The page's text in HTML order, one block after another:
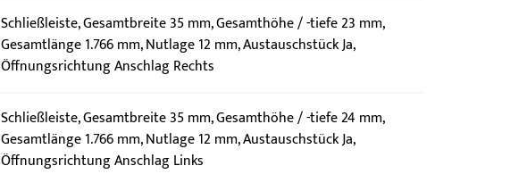
Schließleiste, Gesamtbreite 35 mm, Gesamthöhe / -tiefe 23 mm,
Gesamtlänge 1.766 mm, Nutlage 12 mm, Austauschstück Ja,
Öffnungsrichtung Anschlag Rechts
Schließleiste, Gesamtbreite 35 mm, Gesamthöhe / -tiefe 24 mm,
Gesamtlänge 1.766 mm, Nutlage 12 mm, Austauschstück Ja,
Öffnungsrichtung Anschlag Links